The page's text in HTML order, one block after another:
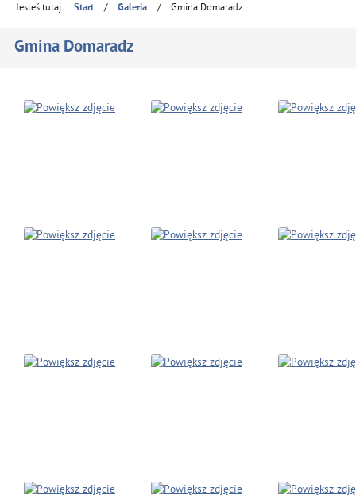
Jesteś tutaj: Start / Galeria / Gmina Domaradz
Gmina Domaradz